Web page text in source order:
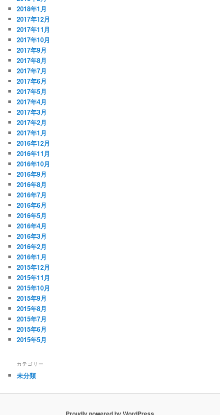
2018年1月
2017年12月
2017年11月
2017年10月
2017年9月
2017年8月
2017年7月
2017年6月
2017年5月
2017年4月
2017年3月
2017年2月
2017年1月
2016年12月
2016年11月
2016年10月
2016年9月
2016年8月
2016年7月
2016年6月
2016年5月
2016年4月
2016年3月
2016年2月
2016年1月
2015年12月
2015年11月
2015年10月
2015年9月
2015年8月
2015年7月
2015年6月
2015年5月
カテゴリー
未分類